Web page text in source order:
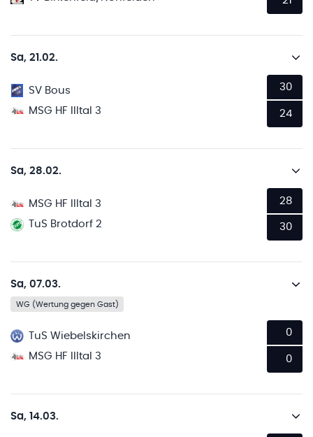
Sa, 21.02.
SV Bous
MSG HF Illtal 3
30
24
Sa, 28.02.
MSG HF Illtal 3
TuS Brotdorf 2
28
30
Sa, 07.03.
WG (Wertung gegen Gast)
TuS Wiebelskirchen
MSG HF Illtal 3
0
0
Sa, 14.03.